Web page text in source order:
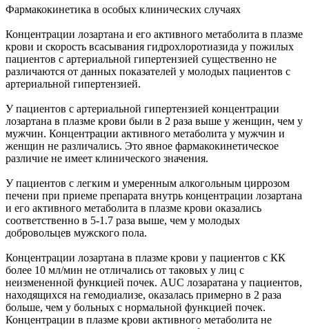
Фармакокинетика в особых клинических случаях
Концентрации лозартана и его активного метаболита в плазме
крови и скорость всасывания гидрохлоротиазида у пожилых
пациентов с артериальной гипертензией существенно не
различаются от данных показателей у молодых пациентов с
артериальной гипертензией.
У пациентов с артериальной гипертензией концентрации
лозартана в плазме крови были в 2 раза выше у женщин, чем у
мужчин. Концентрации активного метаболита у мужчин и
женщин не различались. Это явное фармакокинетическое
различие не имеет клинического значения.
У пациентов с легким и умеренным алкогольным циррозом
печени при приеме препарата внутрь концентрации лозартана
и его активного метаболита в плазме крови оказались
соответственно в 5-1.7 раза выше, чем у молодых
добровольцев мужского пола.
Концентрации лозартана в плазме крови у пациентов с КК
более 10 мл/мин не отличались от таковых у лиц с
неизмененной функцией почек. AUC лозаратана у пациентов,
находящихся на гемодиализе, оказалась примерно в 2 раза
больше, чем у больных с нормальной функцией почек.
Концентрации в плазме крови активного метаболита не